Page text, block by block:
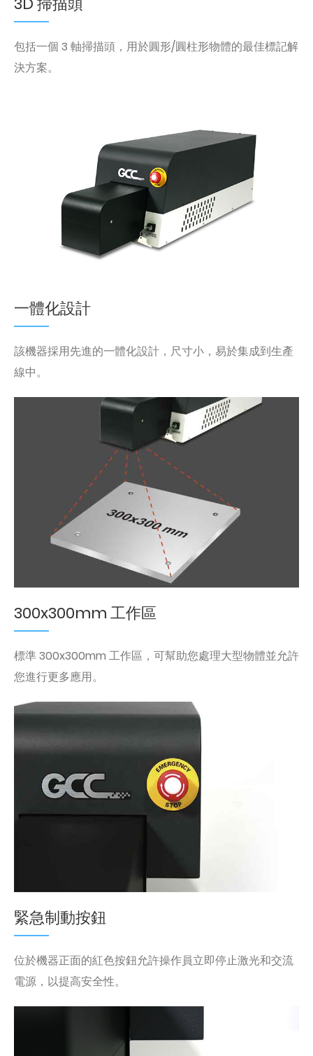
包括一個 3 軸掃描頭，用於圓形/圓柱形物體的最佳標記解
決方案。
一體化設計
該機器採用先進的一體化設計，尺寸小，易於集成到生產
線中。
300x300mm 工作區
標準 300x300mm 工作區，可幫助您處理大型物體並允許
您進行更多應用。
緊急制動按鈕
位於機器正面的紅色按鈕允許操作員立即停止激光和交流
電源，以提高安全性。